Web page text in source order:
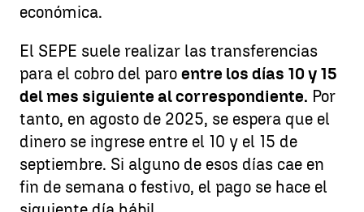
económica.
El SEPE suele realizar las transferencias
para el cobro del paro entre los días 10 y 15
del mes siguiente al correspondiente. Por
tanto, en agosto de 2025, se espera que el
dinero se ingrese entre el 10 y el 15 de
septiembre. Si alguno de esos días cae en
fin de semana o festivo, el pago se hace el